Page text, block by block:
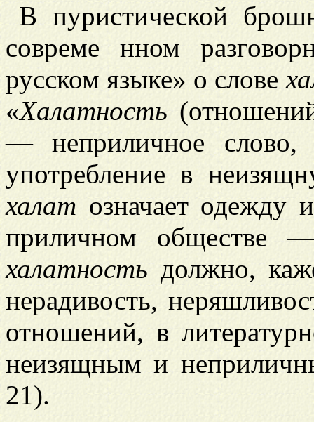
В пуристической
совреме нном
русском языке» о слове
«Халатность
— неприличное слово,
употребление в
халат означает
приличном обществе
халатность должно,
нерадивость,
отношений, в
неизящным и
21).